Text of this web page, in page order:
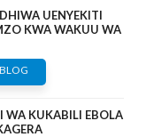
UENYEKITI
KWA WAKUU WA
WA KUKABILI EBOLA